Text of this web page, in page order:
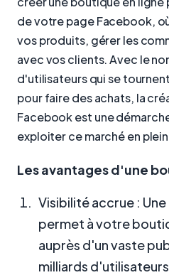
de votre page Facebook,
vos produits, gérer les
avec vos clients. Avec le
d'utilisateurs qui se
pour faire des achats, la
Facebook est une
exploiter ce marché en
Les avantages d'une
Visibilité accrue :
permet à votre
auprès d'un vaste
milliards